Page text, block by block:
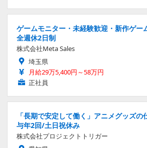
ゲームモニター・未経験歓迎・新作ゲー
全週休2日制
株式会社Meta Sales
埼玉県
月給29万5,400円～58万円
正社員
「長期で安定して働く」アニメグッズ
与年2回/土日祝休み
株式会社プロジェクトトリガー